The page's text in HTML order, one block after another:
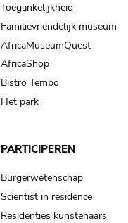
Toegankelijkheid
Familievriendelijk museum
AfricaMuseumQuest
AfricaShop
Bistro Tembo
Het park
PARTICIPEREN
Burgerwetenschap
Scientist in residence
Residenties kunstenaars